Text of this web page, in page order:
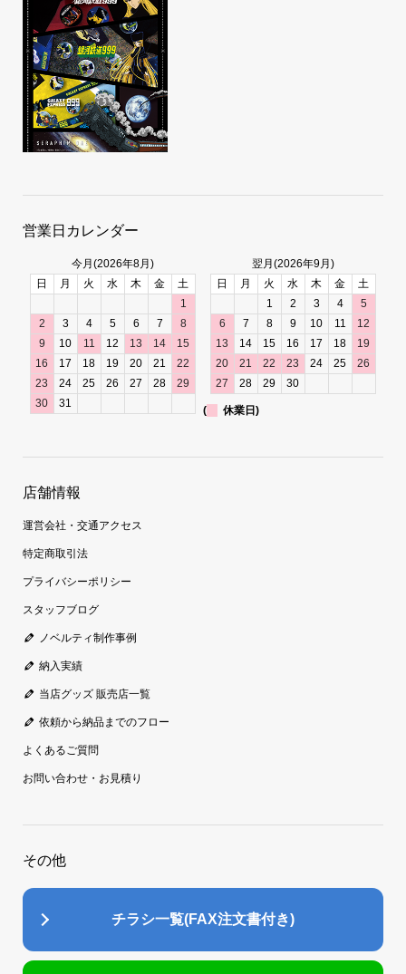
営業日カレンダー
今月(2026年8月)
日
月 火 水 木 金
土
1
2
3 4 5 6 7
8
9
10 11 12 13 14
15
16
17 18 19 20 21
22
23
24 25 26 27 28
29
30
31
翌月(2026年9月)
日
月 火 水 木 金
土
1
2 3 4
5
6
7 8 9 10 11
12
13
14 15 16 17 18
19
20
21 22 23 24 25
26
27
28 29 30
( 休業日)
店舗情報
運営会社・交通アクセス
特定商取引法
プライバシーポリシー
スタッフブログ
ノベルティ制作事例
納入実績
当店グッズ 販売店一覧
依頼から納品までのフロー
よくあるご質問
お問い合わせ・お見積り
その他
チラシ一覧(FAX注文書付き)